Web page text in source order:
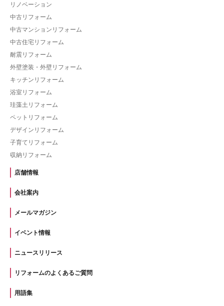
リノベーション
中古リフォーム
中古マンションリフォーム
中古住宅リフォーム
耐震リフォーム
外壁塗装・外壁リフォーム
キッチンリフォーム
浴室リフォーム
珪藻土リフォーム
ペットリフォーム
デザインリフォーム
子育てリフォーム
収納リフォーム
店舗情報
会社案内
メールマガジン
イベント情報
ニュースリリース
リフォームのよくあるご質問
用語集